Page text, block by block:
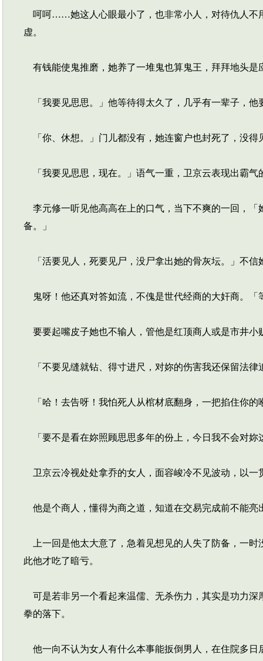
呵呵……她这人心眼最小了，也非常小人，对待仇人不
虚。
有钱能使鬼推磨，她养了一堆鬼也算鬼王，拜拜地头是
「我要见思思。」他等待得太久了，几乎有一辈子，他
「你、休想。」门儿都没有，她连窗户也封死了，没得
「我要见思思，现在。」语气一重，卫京云表现出霸气
李元修一听见他高高在上的口气，当下不爽的一回，「
备。」
「活要见人，死要见尸，没尸拿出她的骨灰坛。」不信
鬼呀！他还真对答如流，不傀是世代经商的大奸商。
要要起嘴皮子她也不输人，管他是红顶商人或是市井小
「不要见缝就钻、得寸进尺，对妳的伤害我还保留法律
「哈！去告呀！我怕死人从棺材底翻身，一把掐住你的
「要不是看在妳照顾思思多年的份上，今日我不会对
卫京云冷视处处拿乔的女人，面容峻冷不见波动，以一
他是个商人，懂得为商之道，知道在交易完成前不能亮
上一回是他太大意了，急着见想见的人失了防备，一时
此他才吃了暗亏。
可是若非另一个看起来温儒、无杀伤力，其实是功力深
拳的落下。
他一向不认为女人有什么本事能扳倒男人，在住院多日